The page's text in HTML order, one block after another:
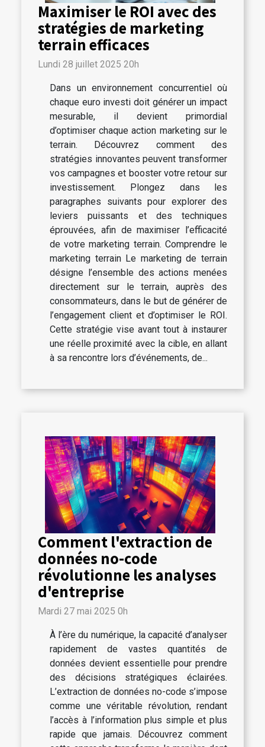
Maximiser le ROI avec des
stratégies de marketing
terrain efficaces
Lundi 28 juillet 2025 20h
Dans un environnement concurrentiel où
chaque euro investi doit générer un impact
mesurable, il devient primordial
d’optimiser chaque action marketing sur le
terrain. Découvrez comment des
stratégies innovantes peuvent transformer
vos campagnes et booster votre retour sur
investissement. Plongez dans les
paragraphes suivants pour explorer des
leviers puissants et des techniques
éprouvées, afin de maximiser l’efficacité
de votre marketing terrain. Comprendre le
marketing terrain Le marketing de terrain
désigne l’ensemble des actions menées
directement sur le terrain, auprès des
consommateurs, dans le but de générer de
l’engagement client et d’optimiser le ROI.
Cette stratégie vise avant tout à instaurer
une réelle proximité avec la cible, en allant
à sa rencontre lors d’événements, de...
Comment l'extraction de
données no-code
révolutionne les analyses
d'entreprise
Mardi 27 mai 2025 0h
À l’ère du numérique, la capacité d’analyser
rapidement de vastes quantités de
données devient essentielle pour prendre
des décisions stratégiques éclairées.
L’extraction de données no-code s’impose
comme une véritable révolution, rendant
l’accès à l’information plus simple et plus
rapide que jamais. Découvrez comment